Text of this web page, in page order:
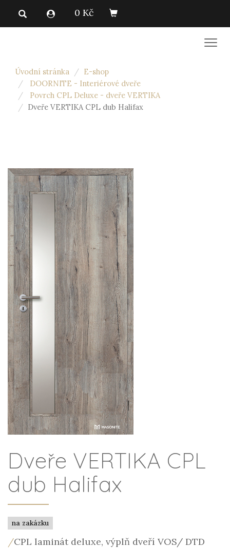
0 Kč
Úvodní stránka
E-shop
DOORNITE - Interiérové dveře
Povrch CPL Deluxe - dveře VERTIKA
Dveře VERTIKA CPL dub Halifax
Dveře VERTIKA CPL
dub Halifax
na zakázku
/CPL laminát deluxe, výplň dveří VOS/ DTD